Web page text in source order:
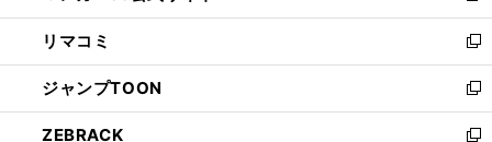
ウ
で
開
く
ン
ド
ウ
で
開
く
ウ
ィ
ン
ド
ウ
で
し
い
ウ
ィ
ン
ド
リマコミ
新
し
い
ウ
ィ
ジャンプTOON
新
し
ZEBRACK